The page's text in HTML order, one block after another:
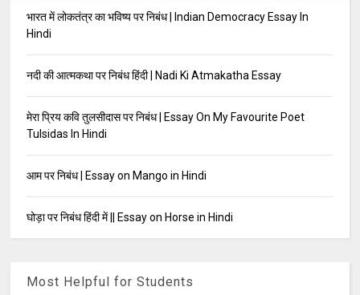
भारत में लोकतंत्र का भविष्य पर निबंध | Indian Democracy Essay In
Hindi
नदी की आत्मकथा पर निबंध हिंदी | Nadi Ki Atmakatha Essay
मेरा प्रिय कवि तुलसीदास पर निबंध | Essay On My Favourite Poet
Tulsidas In Hindi
आम पर निबंध | Essay on Mango in Hindi
घोड़ा पर निबंध हिंदी में || Essay on Horse in Hindi
Most Helpful for Students